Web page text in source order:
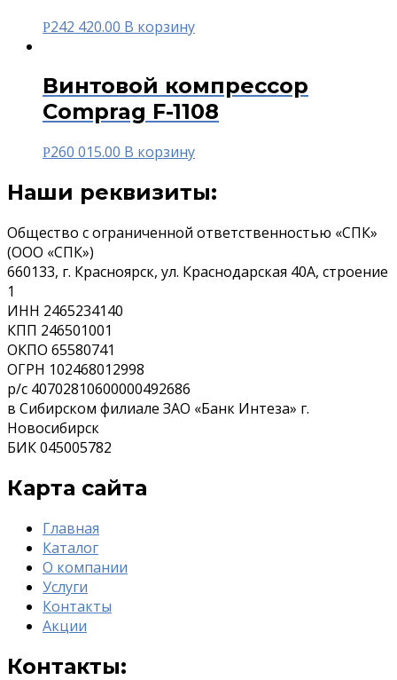
Р242 420.00 В корзину
Винтовой компрессор
Comprag F-1108
Р260 015.00 В корзину
Наши реквизиты:
Общество с ограниченной ответственностью «СПК»
(ООО «СПК»)
660133, г. Красноярск, ул. Краснодарская 40А, строение
1
ИНН 2465234140
КПП 246501001
ОКПО 65580741
ОГРН 102468012998
р/с 40702810600000492686
в Сибирском филиале ЗАО «Банк Интеза» г.
Новосибирск
БИК 045005782
Карта сайта
Главная
Каталог
О компании
Услуги
Контакты
Акции
Контакты: